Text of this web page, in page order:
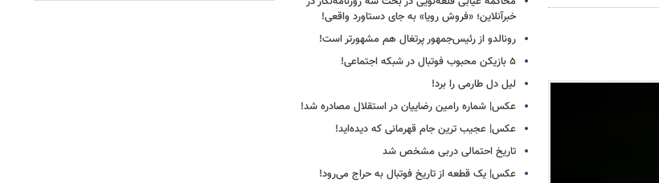
خبرآنلاین؛ «فروش رویا» به جای دستاورد واقعی!
رونالدو از رئیس‌جمهور پرتغال هم مشهورتر است!
۵ بازیکن محبوب فوتبال در شبکه اجتماعی!
لیل دل طارمی را برد!
عکس| شماره رامین رضاییان در استقلال مصادره شد!
عکس| عجیب ترین جام قهرمانی که دیده‌اید!
تاریخ احتمالی دربی مشخص شد
عکس| یک قطعه از تاریخ فوتبال به حراج می‌رود!